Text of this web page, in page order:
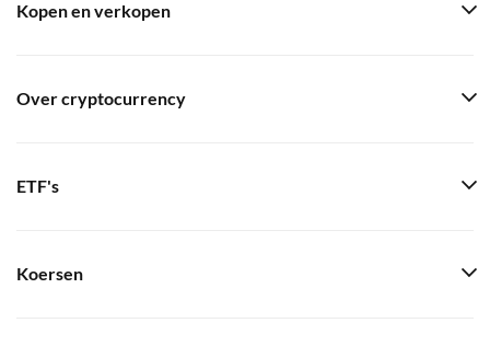
Kopen en verkopen
Over cryptocurrency
ETF's
Koersen